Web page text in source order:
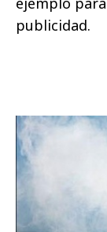
publicidad.